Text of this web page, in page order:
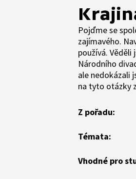
Pojďme se
zajímavého.
používá.
Národního
ale nedokázali
na tyto otázky
Z pořadu:
Témata:
Vhodné pro